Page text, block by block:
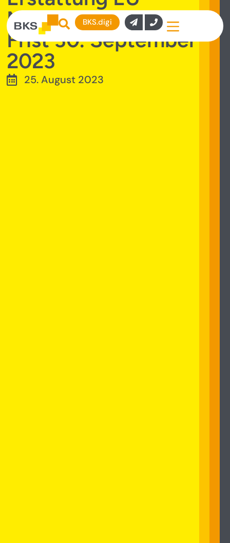
BKS.digi
Mehrwertsteuern –
Frist 30. September
2023
25. August 2023